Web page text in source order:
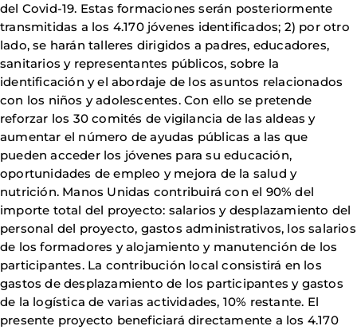
del Covid-19. Estas formaciones serán posteriormente
transmitidas a los 4.170 jóvenes identificados; 2) por otro
lado, se harán talleres dirigidos a padres, educadores,
sanitarios y representantes públicos, sobre la
identificación y el abordaje de los asuntos relacionados
con los niños y adolescentes. Con ello se pretende
reforzar los 30 comités de vigilancia de las aldeas y
aumentar el número de ayudas públicas a las que
pueden acceder los jóvenes para su educación,
oportunidades de empleo y mejora de la salud y
nutrición. Manos Unidas contribuirá con el 90% del
importe total del proyecto: salarios y desplazamiento del
personal del proyecto, gastos administrativos, los salarios
de los formadores y alojamiento y manutención de los
participantes. La contribución local consistirá en los
gastos de desplazamiento de los participantes y gastos
de la logística de varias actividades, 10% restante. El
presente proyecto beneficiará directamente a los 4.170